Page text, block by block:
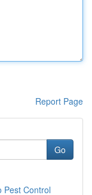
Report Page
Go
Pest Control